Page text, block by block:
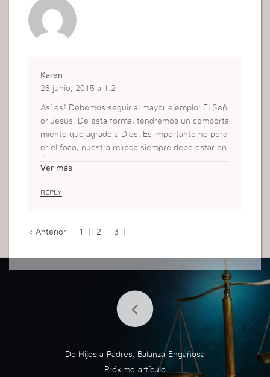
Karen
28 junio, 2015 a 1:2
Así es! Debemos seguir al mayor ejemplo: El Señ
or Jesús. De esta forma, tendremos un comporta
miento que agrade a Dios. Es importante no perd
er el foco, nuestra mirada siempre debe estar en
Ver más
REPLY
« Anterior 1 2 3
De Hijos a Padres: Balanza Engañosa